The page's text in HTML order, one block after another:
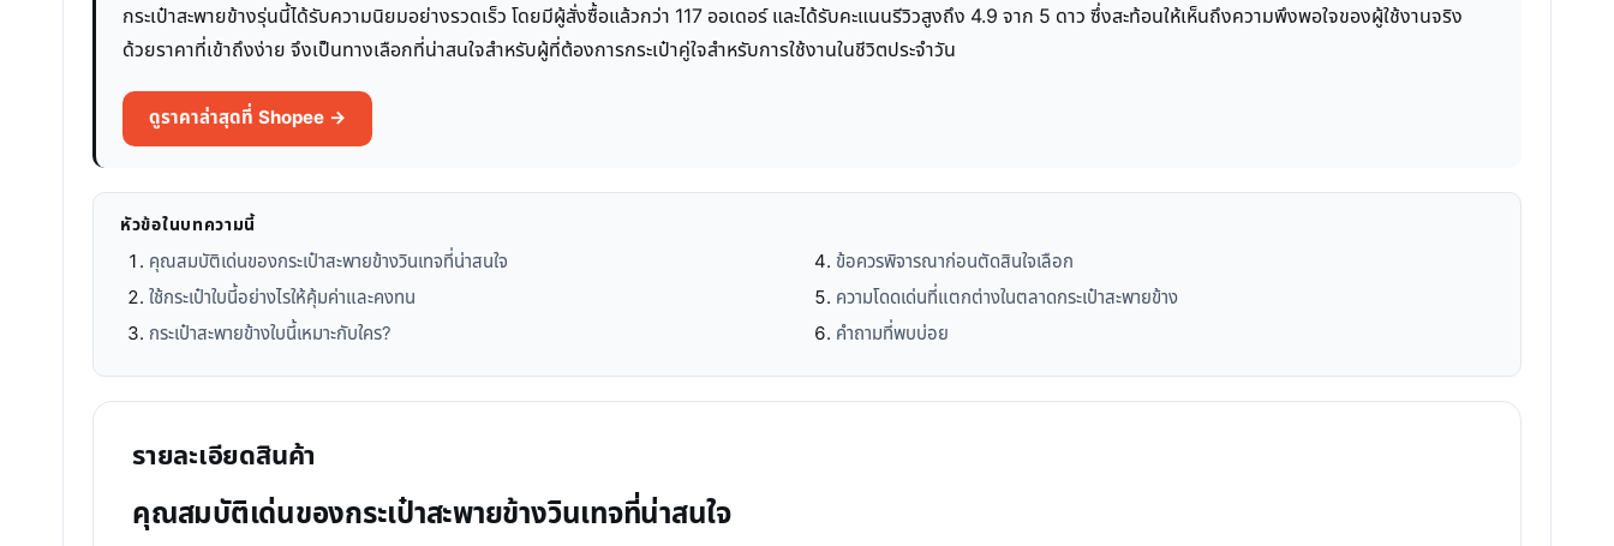
กระเป๋าสะพายข้างรุ่นนี้ได้รับความนิยมอย่างรวดเร็ว โดยมีผู้สั่งซื้อแล้วกว่า 117 ออเดอร์ และได้รับคะแนนรีวิวสูงถึง 4.9 จาก 5 ดาว ซึ่งสะท้อนให้เห็นถึงความพึงพอใจของผู้ใช้งานจริง
ด้วยราคาที่เข้าถึงง่าย จึงเป็นทางเลือกที่น่าสนใจสำหรับผู้ที่ต้องการกระเป๋าคู่ใจสำหรับการใช้งานในชีวิตประจำวัน
ดูราคาล่าสุดที่ Shopee →
หัวข้อในบทความนี้
คุณสมบัติเด่นของกระเป๋าสะพายข้างวินเทจที่น่าสนใจ
ใช้กระเป๋าใบนี้อย่างไรให้คุ้มค่าและคงทน
กระเป๋าสะพายข้างใบนี้เหมาะกับใคร?
ข้อควรพิจารณาก่อนตัดสินใจเลือก
ความโดดเด่นที่แตกต่างในตลาดกระเป๋าสะพายข้าง
คำถามที่พบบ่อย
รายละเอียดสินค้า
คุณสมบัติเด่นของกระเป๋าสะพายข้างวินเทจที่น่าสนใจ